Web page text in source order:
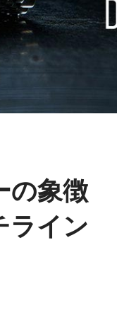
の象徴
ライン